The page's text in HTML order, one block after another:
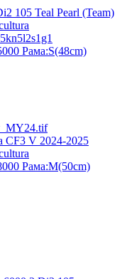
Рама:S(48cm)
Рама:M(50cm)